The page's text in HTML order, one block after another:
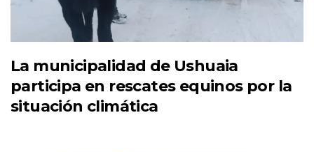
La municipalidad de Ushuaia
participa en rescates equinos por la
situación climática